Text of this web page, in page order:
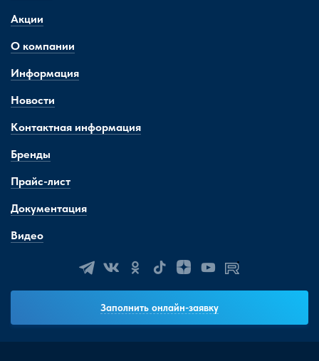
Акции
О компании
Информация
Новости
Контактная информация
Бренды
Прайс-лист
Документация
Видео
Заполнить онлайн-заявку